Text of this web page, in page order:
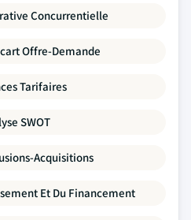
Concurrentielle
Offre-Demande
Tarifaires
SWOT
Acquisitions
Et Du Financement